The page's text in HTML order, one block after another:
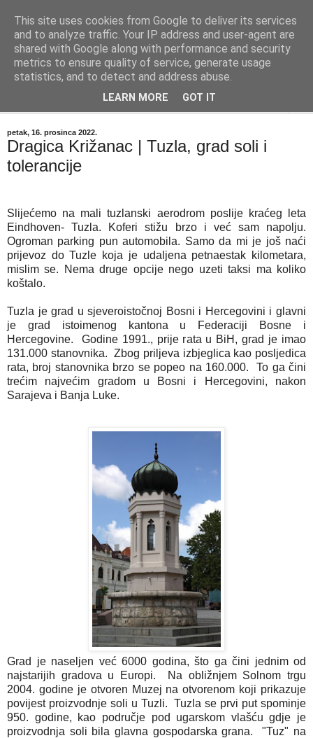
"Kvaka"
Časopis za književnost ISSN 2459-5632
petak, 16. prosinca 2022.
Dragica Križanac | Tuzla, grad soli i
tolerancije
Slijećemo na mali tuzlanski aerodrom poslije kraćeg leta
Eindhoven- Tuzla. Koferi stižu brzo i već sam napolju.
Ogroman parking pun automobila. Samo da mi je još naći
prijevoz do Tuzle koja je udaljena petnaestak kilometara,
mislim se. Nema druge opcije nego uzeti taksi ma koliko
koštalo.
Tuzla je grad u sjeveroistočnoj Bosni i Hercegovini i glavni
je grad istoimenog kantona u Federaciji Bosne i
Hercegovine.  Godine 1991., prije rata u BiH, grad je imao
131.000 stanovnika.  Zbog priljeva izbjeglica kao posljedica
rata, broj stanovnika brzo se popeo na 160.000.  To ga čini
trećim najvećim gradom u Bosni i Hercegovini, nakon
Sarajeva i Banja Luke.
Grad je naseljen već 6000 godina, što ga čini jednim od
najstarijih gradova u Europi. Na obližnjem Solnom trgu
2004. godine je otvoren Muzej na otvorenom koji prikazuje
povijest proizvodnje soli u Tuzli. Tuzla se prvi put spominje
950. godine, kao područje pod ugarskom vlašću gdje je
proizvodnja soli bila glavna gospodarska grana. "Tuz" na
This site uses cookies from Google to deliver its services
and to analyze traffic. Your IP address and user-agent are
shared with Google along with performance and security
metrics to ensure quality of service, generate usage
statistics, and to detect and address abuse.
LEARN MORE GOT IT